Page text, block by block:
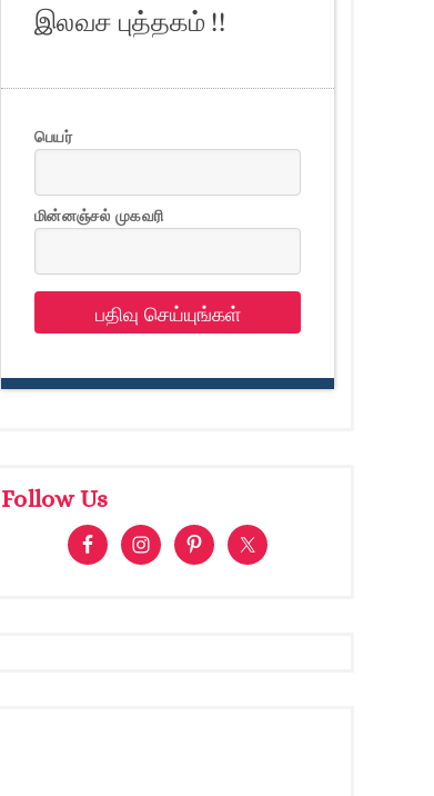
இலவச புத்தகம் !!
பெயர்
மின்னஞ்சல் முகவரி
பதிவு செய்யுங்கள்
Follow Us